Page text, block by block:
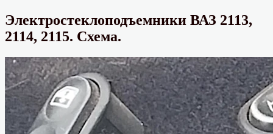
Электростеклоподъемники ВАЗ 2113,
2114, 2115. Схема.